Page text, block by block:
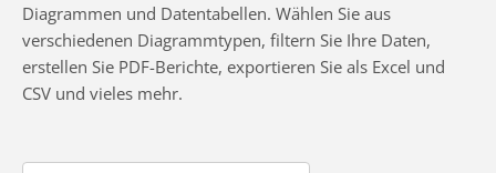
Diagrammen und Datentabellen. Wählen Sie aus
verschiedenen Diagrammtypen, filtern Sie Ihre Daten,
erstellen Sie PDF-Berichte, exportieren Sie als Excel und
CSV und vieles mehr.